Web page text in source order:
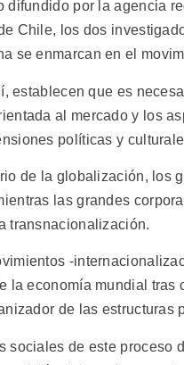
difundido por la agencia
Chile, los dos
se enmarcan en el
establecen que es
al mercado y los
políticas y
de la globalización, los
las grandes
transnacionalización.
-
la economía mundial tras
de las estructuras
sociales de este proceso